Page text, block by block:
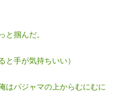
と掴んだ。
と手が気持ちいい）
はパジャマの上からむにむに